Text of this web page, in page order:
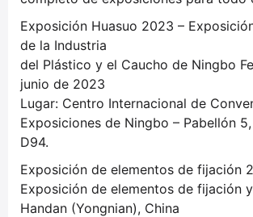
Exposición Huasuo 2023 –
de la Industria
del Plástico y el Caucho de Ningbo
junio de 2023
Lugar: Centro Internacional de
Exposiciones de Ningbo – Pabellón
D94.
Exposición de elementos de fijación
Exposición de elementos de fijación
Handan (Yongnian), China